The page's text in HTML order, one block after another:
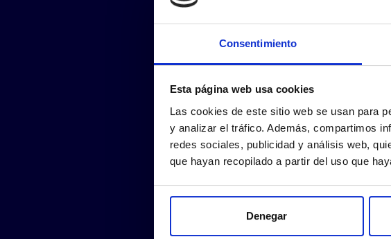
Consentimiento
Esta página web usa cookies
Las cookies de este sitio web se usan para
y analizar el tráfico. Además, compartimos
redes sociales, publicidad y análisis web,
que hayan recopilado a partir del uso que
Denegar